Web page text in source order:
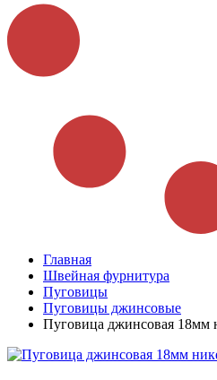
Главная
Швейная фурнитура
Пуговицы
Пуговицы джинсовые
Пуговица джинсовая 18мм